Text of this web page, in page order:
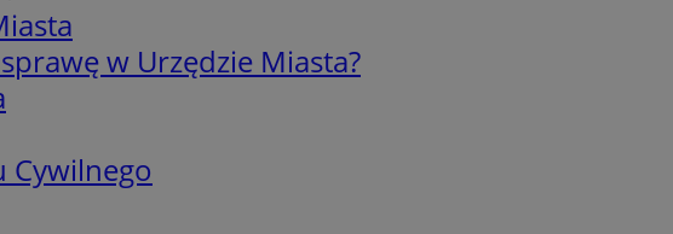
sprawę w Urzędzie Miasta?
Cywilnego